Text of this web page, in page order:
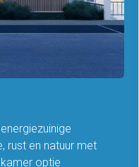
rust en natuur met
optie